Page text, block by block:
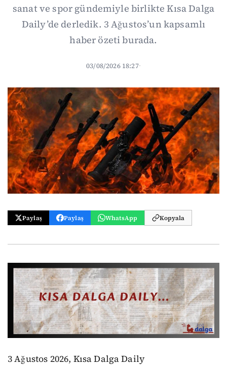
sanat ve spor gündemiyle birlikte Kısa Dalga
Daily’de derledik. 3 Ağustos’un kapsamlı
haber özeti burada.
03/08/2026 18:27·
Paylaş Paylaş WhatsApp Kopyala
3 Ağustos 2026, Kısa Dalga Daily